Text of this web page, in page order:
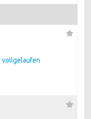
vollgelaufen